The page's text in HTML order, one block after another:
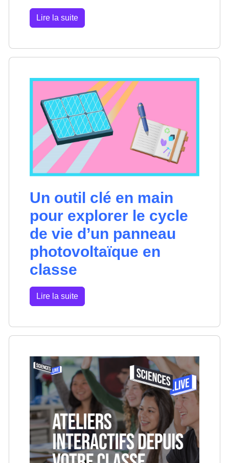
Lire la suite
Un outil clé en main
pour explorer le cycle
de vie d’un panneau
photovoltaïque en
classe
Lire la suite